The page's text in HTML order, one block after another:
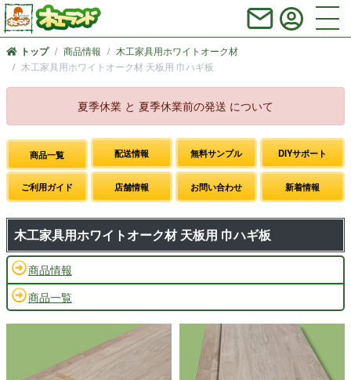
トップ 商品情報
木工家具用ホワイトオーク材
木工家具用ホワイトオーク材 天板用 巾ハギ板
夏季休業 と 夏季休業前の発送 について
商品一覧 配送情報 無料サンプル DIYサポート
ご利用ガイド 店舗情報 お問い合わせ 新着情報
木工家具用ホワイトオーク材 天板用 巾ハギ板
商品情報
商品一覧